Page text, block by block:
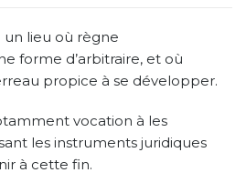
un lieu où règne
forme d’arbitraire, et où
propice à se développer.
vocation à les
les instruments juridiques
à cette fin.